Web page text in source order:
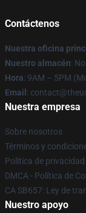
Contáctenos
Nuestra oficina
Nuestro almacén:
Hora: 9AM – 5PM
Email :
Nuestra empresa
Sobre nosotros
Términos y
Política de privacidad
DMCA - Política de
CA SB657: Ley de
Nuestro apoyo